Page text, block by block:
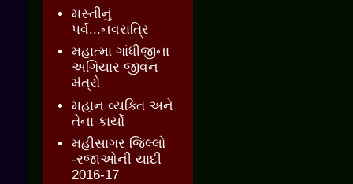
મસ્તીનું
પર્વ...નવરાત્રિ
મહાત્મા ગાંધીજીના
અગિયાર જીવન
મંત્રો
મહાન વ્યક્તિ અને
તેના કાર્યો
મહીસાગર જિલ્લો
-રજાઓની યાદી
2016-17